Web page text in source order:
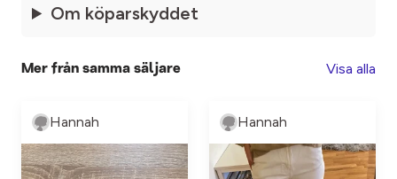
Om köparskyddet
Mer från samma säljare Visa alla
Hannah Hannah